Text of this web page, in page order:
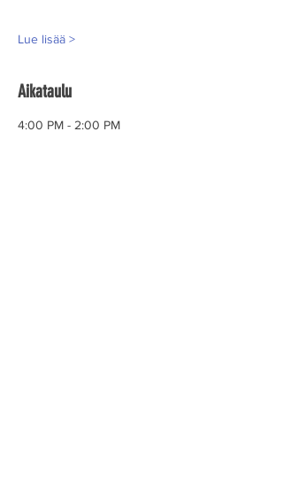
Lue lisää >
Aikataulu
4:00 PM - 2:00 PM